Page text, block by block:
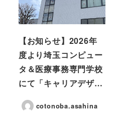
【お知らせ】2026年
度より埼玉コンピュー
タ＆医療事務専門学校
にて「キャリアデザ…
cotonoba.asahina